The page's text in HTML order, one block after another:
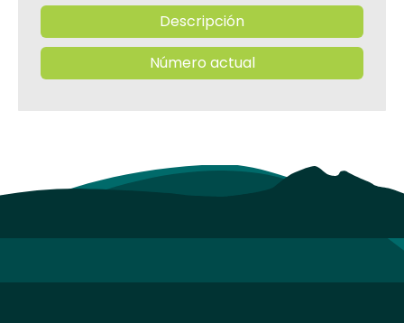
Descripción
Número actual